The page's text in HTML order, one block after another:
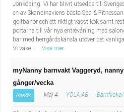
Jönköping. Vi har blivit utsedda till
en av Skandinaviens bästa Spa &
golfbanor och ett riktigt vasst kök samt
portarna till vår nya entrévåning med
bar med herrgårdskänsla utöver det
Vi växe...
Visa mer
myNanny barnvakt Vaggeryd,
gånger/vecka
Ansök Maj 4 YCLA AB